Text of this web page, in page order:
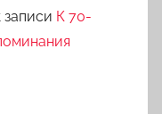
записи К 70-